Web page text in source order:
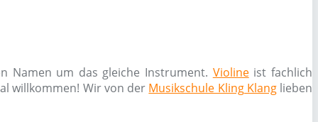
Namen um das gleiche Instrument. Violineist fachlich
willkommen! Wir von der Musikschule Kling Klanglieben